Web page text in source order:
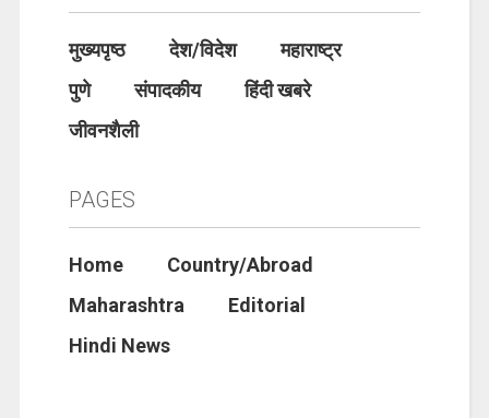
मुख्यपृष्ठ देश/विदेश
महाराष्ट्र
पुणे
संपादकीय
हिंदी खबरे
जीवनशैली
PAGES
Home
Country/Abroad
Maharashtra
Editorial
Hindi News